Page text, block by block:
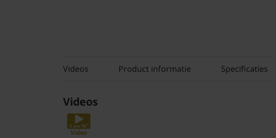
Videos Product informatie Specificaties
Videos